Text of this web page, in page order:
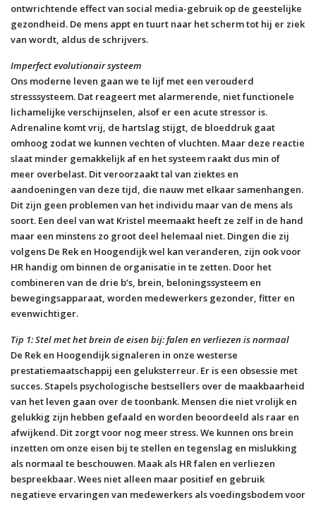
ontwrichtende effect van social media-gebruik op de geestelijke
gezondheid. De mens appt en tuurt naar het scherm tot hij er ziek
van wordt, aldus de schrijvers.
Imperfect evolutionair systeem
Ons moderne leven gaan we te lijf met een verouderd
stresssysteem. Dat reageert met alarmerende, niet functionele
lichamelijke verschijnselen, alsof er een acute stressor is.
Adrenaline komt vrij, de hartslag stijgt, de bloeddruk gaat
omhoog zodat we kunnen vechten of vluchten. Maar deze reactie
slaat minder gemakkelijk af en het systeem raakt dus min of
meer overbelast. Dit veroorzaakt tal van ziektes en
aandoeningen van deze tijd, die nauw met elkaar samenhangen.
Dit zijn geen problemen van het individu maar van de mens als
soort. Een deel van wat Kristel meemaakt heeft ze zelf in de hand
maar een minstens zo groot deel helemaal niet. Dingen die zij
volgens De Rek en Hoogendijk wel kan veranderen, zijn ook voor
HR handig om binnen de organisatie in te zetten. Door het
combineren van de drie b’s, brein, beloningssysteem en
bewegingsapparaat, worden medewerkers gezonder, fitter en
evenwichtiger.
Tip 1: Stel met het brein de eisen bij: falen en verliezen is normaal
De Rek en Hoogendijk signaleren in onze westerse
prestatiemaatschappij een geluksterreur. Er is een obsessie met
succes. Stapels psychologische bestsellers over de maakbaarheid
van het leven gaan over de toonbank. Mensen die niet vrolijk en
gelukkig zijn hebben gefaald en worden beoordeeld als raar en
afwijkend. Dit zorgt voor nog meer stress. We kunnen ons brein
inzetten om onze eisen bij te stellen en tegenslag en mislukking
als normaal te beschouwen. Maak als HR falen en verliezen
bespreekbaar. Wees niet alleen maar positief en gebruik
negatieve ervaringen van medewerkers als voedingsbodem voor